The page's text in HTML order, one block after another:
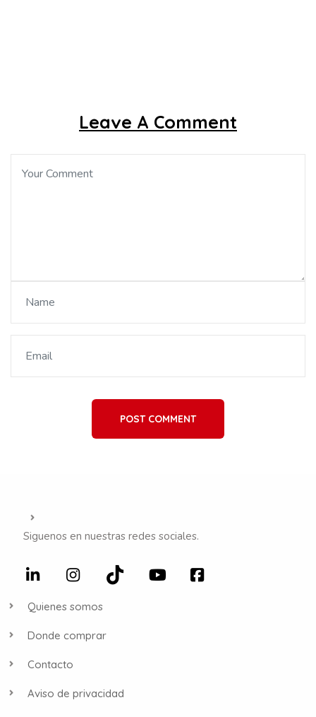
Leave A Comment
POST COMMENT
Siguenos en nuestras redes sociales.
Quienes somos
Donde comprar
Contacto
Aviso de privacidad